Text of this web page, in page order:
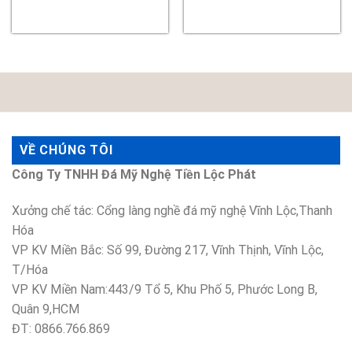
VỀ CHÚNG TÔI
Công Ty TNHH Đá Mỹ Nghệ Tiền Lộc Phát
Xưởng chế tác: Cổng làng nghề đá mỹ nghệ Vĩnh Lộc,Thanh
Hóa
VP KV Miền Bắc: Số 99, Đường 217, Vĩnh Thịnh, Vĩnh Lộc,
T/Hóa
VP KV Miền Nam:443/9 Tổ 5, Khu Phố 5, Phước Long B,
Quân 9,HCM
ĐT: 0866.766.869